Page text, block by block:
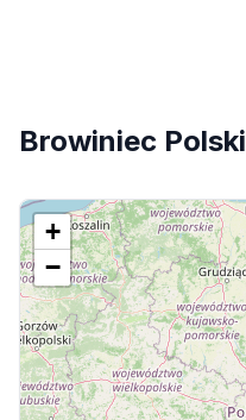
Browiniec Polski
+
−